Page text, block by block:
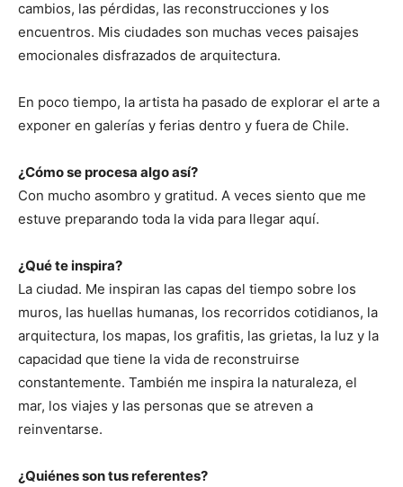
cambios, las pérdidas, las reconstrucciones y los
encuentros. Mis ciudades son muchas veces paisajes
emocionales disfrazados de arquitectura.
En poco tiempo, la artista ha pasado de explorar el arte a
exponer en galerías y ferias dentro y fuera de Chile.
¿Cómo se procesa algo así?
Con mucho asombro y gratitud. A veces siento que me
estuve preparando toda la vida para llegar aquí.
¿Qué te inspira?
La ciudad. Me inspiran las capas del tiempo sobre los
muros, las huellas humanas, los recorridos cotidianos, la
arquitectura, los mapas, los grafitis, las grietas, la luz y la
capacidad que tiene la vida de reconstruirse
constantemente. También me inspira la naturaleza, el
mar, los viajes y las personas que se atreven a
reinventarse.
¿Quiénes son tus referentes?